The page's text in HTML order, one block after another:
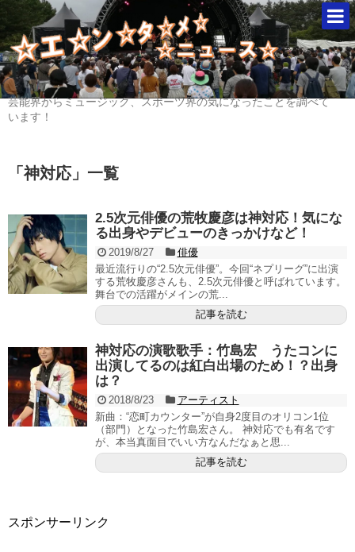
芸能界からミュージック、スポーツ界の気になったことを調べて
います！
「神対応」 一覧
2.5次元俳優の荒牧慶彦は神対応！気にな
る出身やデビューのきっかけなど！
2019/8/27
俳優
最近流行りの“2.5次元俳優”。今回“ネプリーグ”に出演
する荒牧慶彦さんも、2.5次元俳優と呼ばれています。
舞台での活躍がメインの荒...
記事を読む
神対応の演歌歌手：竹島宏 うたコンに
出演してるのは紅白出場のため！？出身
は？
2018/8/23
アーティスト
新曲：“恋町カウンター”が自身2度目のオリコン1位
（部門）となった竹島宏さん。 神対応でも有名です
が、本当真面目でいい方なんだなぁと思...
記事を読む
スポンサーリンク